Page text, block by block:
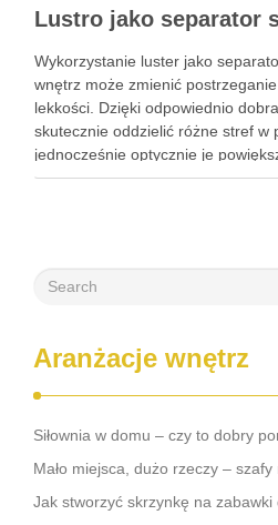
Wykorzystanie luster jako
wnętrz może zmienić
lekkości. Dzięki odpowiednio
skutecznie oddzielić różne stref w
jednocześnie optycznie je
zrozumieć, jakie cechy luster
Aranżacje wnętrz
Siłownia w domu – czy to dobry
Mało miejsca, dużo rzeczy –
Jak stworzyć skrzynkę na zabawki